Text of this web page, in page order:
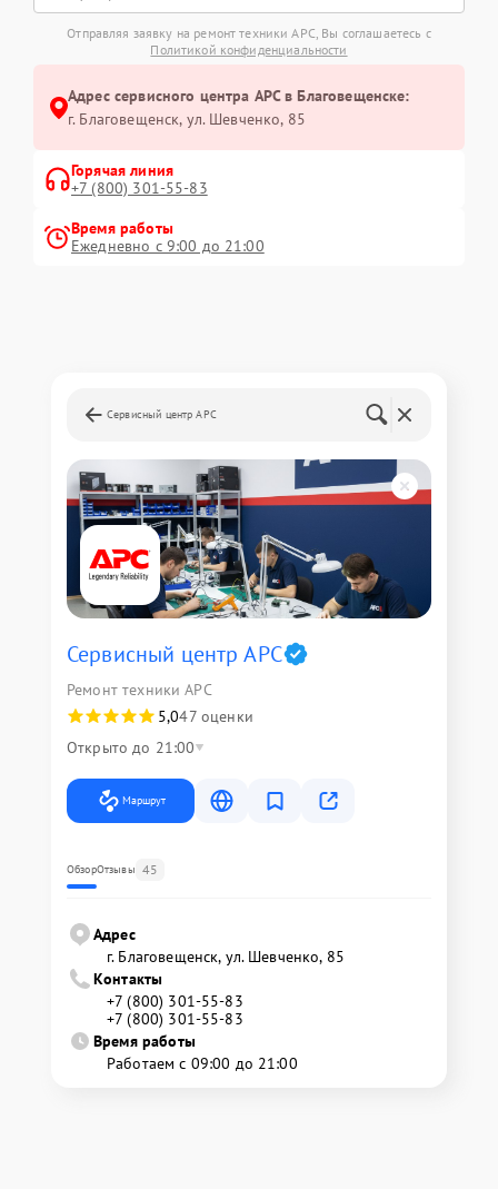
Отправляя заявку на ремонт техники APC, Вы соглашаетесь с
Политикой конфиденциальности
Адрес сервисного центра APC в Благовещенске:
г. Благовещенск, ул. Шевченко, 85
Горячая линия
+7 (800) 301-55-83
Время работы
Ежедневно с 9:00 до 21:00
Сервисный центр APC
Сервисный центр APC
Ремонт техники APC
5,047 оценки
Открыто до 21:00
Маршрут
ОбзорОтзывы 45
Адрес
г. Благовещенск, ул. Шевченко, 85
Контакты
+7 (800) 301-55-83
+7 (800) 301-55-83
Время работы
Работаем с 09:00 до 21:00